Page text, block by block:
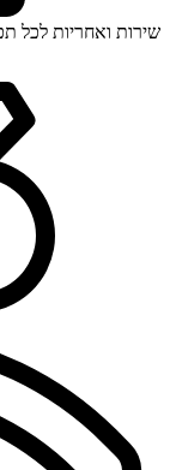
שירות ואחריות לכל